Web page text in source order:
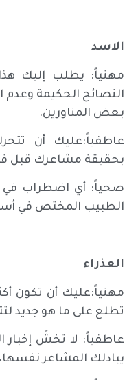
الاسد
مهنياً: يطلب إليك هذا
النصائح الحكيمة وعدم
بعض المناورين.
عاطفياً:عليك أن
بحقيقة مشاعرك قبل
صحياً: أي اضطراب في
الطبيب المختص في
العذراء
مهنياً:عليك أن تكون
تطلع على ما هو جديد
عاطفياً: لا تخشَ
يبادلك المشاعر